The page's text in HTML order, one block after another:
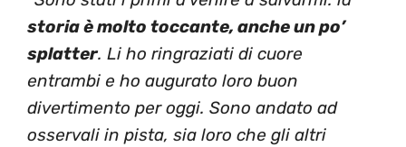
storia è molto toccante, anche un po’
splatter. Li ho ringraziati di cuore
entrambi e ho augurato loro buon
divertimento per oggi. Sono andato ad
osservali in pista, sia loro che gli altri